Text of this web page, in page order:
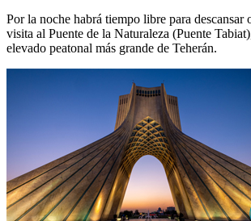
Por la noche habrá tiempo libre para descansar
visita al Puente de la Naturaleza (Puente
elevado peatonal más grande de Teherán.